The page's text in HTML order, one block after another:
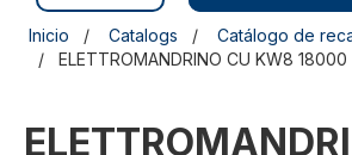
Inicio Catalogs Catálogo de
ELETTROMANDRINO CU KW8 18000